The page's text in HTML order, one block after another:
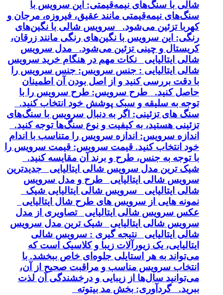
شالی با سنگ‌های نیمه‌قیمتی: این سرویس با
سنگ‌های نیمه‌قیمتی مانند عقیق، فیروزه، مرجان و
کهربا تزئین می‌شود. سرویس شالی با نگین‌های
رنگی: این سرویس با نگین‌های رنگی مانند زرقان،
کریستال و چینی تزئین می‌شود. مدل سرویس
شالی ایتالیایی نکات مهم در هنگام خرید سرویس
شالی ایتالیایی : جنس سرویس: جنس سرویس را
با دقت بررسی کنید و از اصل بودن آن اطمینان
حاصل کنید. طرح سرویس: طرح سرویس را با
توجه به سلیقه و سبک پوشش خود انتخاب کنید.
سنگ های تزئینی: اگر به دنبال سرویس با سنگ‌های
تزئینی هستید، به کیفیت و نوع سنگ‌ها توجه کنید.
اندازه سرویس: اندازه سرویس را متناسب با اندام
خود انتخاب کنید. قیمت سرویس: قیمت سرویس را
با توجه به جنس، طرح و برند آن مقایسه کنید.
شیک ترین مدل سرویس شالی ایتالیایی جدیدترین
سرویس شالی ایتالیایی طرح و مدل سرویس
شالی ایتالیایی سرویس شالی ایتالیایی شیک
نمونه هایی از سرویس های طرح شال ایتالیایی
عکس سرویس شالی ایتالیایی تصاویری از مدل
سرویس شالی ایتالیایی شیک ترین مدل سرویس
شالی ایتالیایی نتیجه گیری : سرویس شالی
ایتالیایی، یک زیورآلات زیبا و کلاسیک است که
می‌تواند به هر استایلی جلوه‌ای خاص ببخشد. با
انتخاب سرویس مناسب و مراقبت صحیح از آن،
می‌توانید سال‌ها از زیبایی و درخشندگی آن لذت
ببرید. گردآوری: بخش مد بیتوته